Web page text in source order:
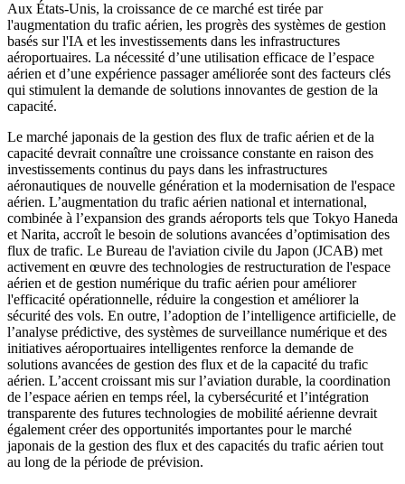
Aux États-Unis, la croissance de ce marché est tirée par
l'augmentation du trafic aérien, les progrès des systèmes de gestion
basés sur l'IA et les investissements dans les infrastructures
aéroportuaires. La nécessité d’une utilisation efficace de l’espace
aérien et d’une expérience passager améliorée sont des facteurs clés
qui stimulent la demande de solutions innovantes de gestion de la
capacité.
Le marché japonais de la gestion des flux de trafic aérien et de la
capacité devrait connaître une croissance constante en raison des
investissements continus du pays dans les infrastructures
aéronautiques de nouvelle génération et la modernisation de l'espace
aérien. L’augmentation du trafic aérien national et international,
combinée à l’expansion des grands aéroports tels que Tokyo Haneda
et Narita, accroît le besoin de solutions avancées d’optimisation des
flux de trafic. Le Bureau de l'aviation civile du Japon (JCAB) met
activement en œuvre des technologies de restructuration de l'espace
aérien et de gestion numérique du trafic aérien pour améliorer
l'efficacité opérationnelle, réduire la congestion et améliorer la
sécurité des vols. En outre, l’adoption de l’intelligence artificielle, de
l’analyse prédictive, des systèmes de surveillance numérique et des
initiatives aéroportuaires intelligentes renforce la demande de
solutions avancées de gestion des flux et de la capacité du trafic
aérien. L’accent croissant mis sur l’aviation durable, la coordination
de l’espace aérien en temps réel, la cybersécurité et l’intégration
transparente des futures technologies de mobilité aérienne devrait
également créer des opportunités importantes pour le marché
japonais de la gestion des flux et des capacités du trafic aérien tout
au long de la période de prévision.